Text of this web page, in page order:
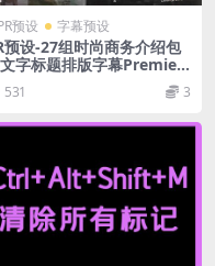
预设 字幕预设
预设-27组时尚商务介绍包
字标题排版字幕Premier
画
531 3